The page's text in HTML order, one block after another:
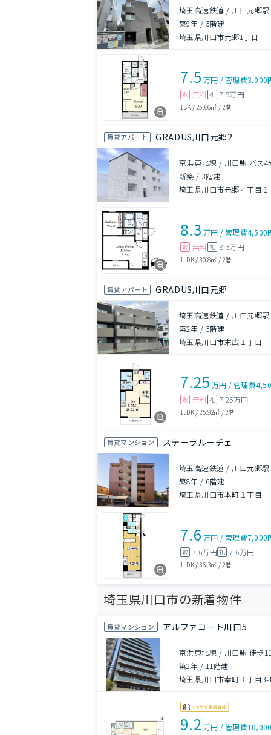
埼玉高速鉄道 / 川口元郷
築9年 / 3階建
埼玉県川口市元郷1丁目
7.5 万円 /管理費3,000
敷 無料 礼 7.5万円
1SK / 25.66㎡ / 2階
賃貸アパート GRADUS川口元郷2
京浜東北線 / 川口駅 バス
新築 / 3階建
埼玉県川口市元郷４丁目１
8.3 万円 /管理費4,500
敷 無料 礼 8.3万円
1LDK/30.8㎡ / 2階
賃貸アパート GRADUS川口元郷
埼玉高速鉄道 / 川口元郷
築2年 / 3階建
埼玉県川口市末広１丁目
7.25 万円 /管理費
敷 無料 礼 7.25万円
1LDK/ 25.92㎡ / 2階
賃貸マンション ステーラルーチェ
埼玉高速鉄道 / 川口元郷駅
築8年 / 6階建
埼玉県川口市本町１丁目
7.6 万円 /管理費7,000
敷 7.6万円礼 7.6万円
1LDK/36.3㎡ / 2階
埼玉県川口市の新着物件
賃貸マンション アルファコート川口5
京浜東北線 / 川口駅 徒歩
築2年 / 11階建
埼玉県川口市幸町１丁目3-
9.2 万円 /管理費